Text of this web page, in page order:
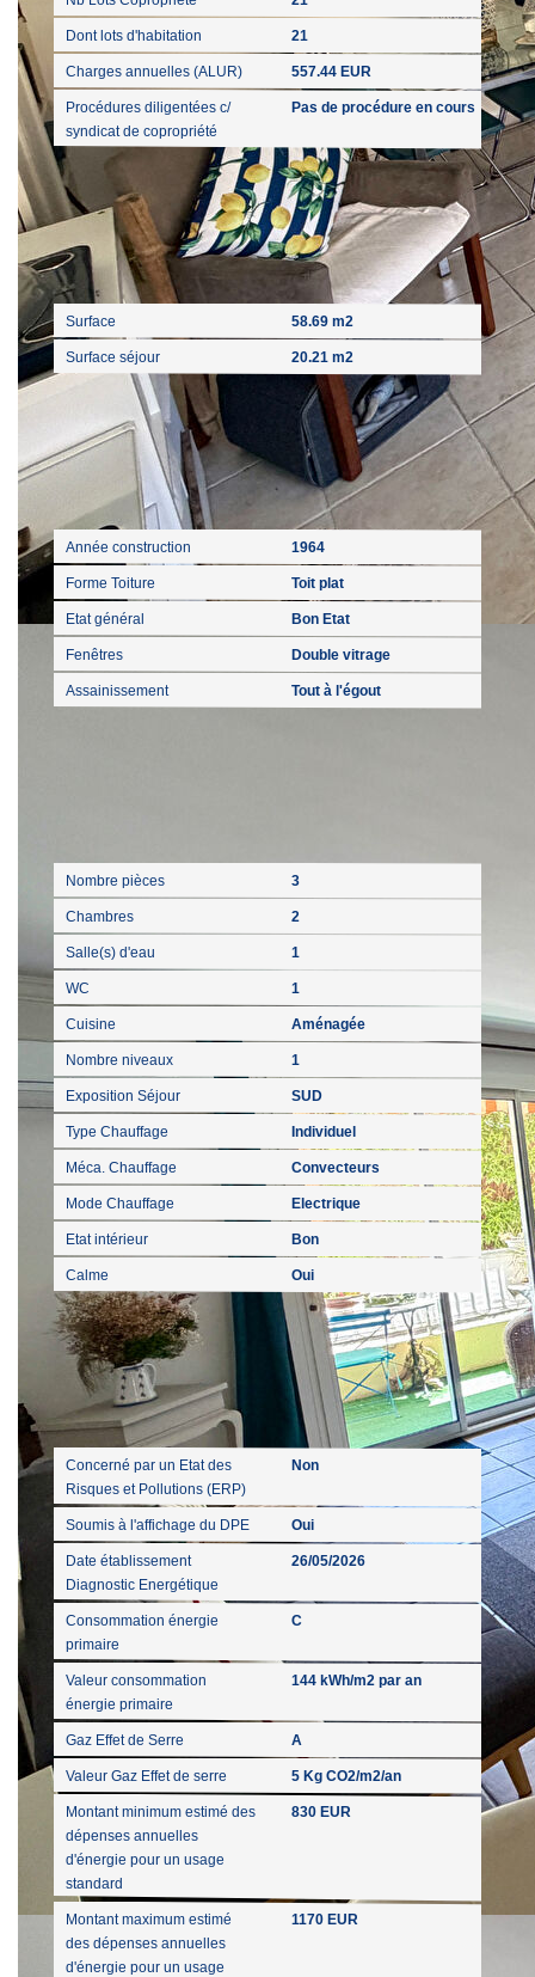
Dont lots d'habitation 21
Charges annuelles (ALUR) 557.44 EUR
Procédures diligentées c/
syndicat de copropriété
Pas de procédure en cours
Surfaces
Surface 58.69 m2
Surface séjour 20.21 m2
Extérieur
Année construction 1964
Forme Toiture Toit plat
Etat général Bon Etat
Fenêtres Double vitrage
Assainissement Tout à l'égout
Nombre pièces 3
Chambres 2
Salle(s) d'eau 1
WC 1
Cuisine Aménagée
Nombre niveaux 1
Exposition Séjour SUD
Type Chauffage Individuel
Méca. Chauffage Convecteurs
Mode Chauffage Electrique
Etat intérieur Bon
Calme Oui
Diagnostics
Concerné par un Etat des
Risques et Pollutions (ERP)
Non
Soumis à l'affichage du DPE Oui
Date établissement
Diagnostic Energétique
26/05/2026
Consommation énergie
primaire
C
Valeur consommation
énergie primaire
144 kWh/m2 par an
Gaz Effet de Serre A
Valeur Gaz Effet de serre 5 Kg CO2/m2/an
Montant minimum estimé des
dépenses annuelles
d'énergie pour un usage
standard
830 EUR
Montant maximum estimé
des dépenses annuelles
d'énergie pour un usage
1170 EUR